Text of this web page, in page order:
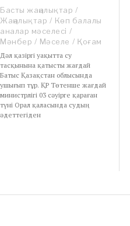
Басты жаңалықтар /
Жаңалықтар / Көп балалы
аналар мәселесі /
Мәнбер / Мәселе / Қоғам
Дәл қазіргі уақытта су
тасқынына қатысты жағдай
Батыс Қазақстан облысында
ушығып тұр. ҚР Төтенше жағдай
министрлігі 03 сәуірге қараған
түні Орал қаласында судың
әдеттегіден